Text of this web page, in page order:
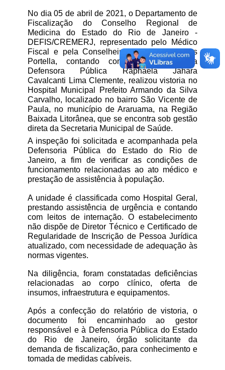
No dia 05 de abril de 2021, o Departamento de
Fiscalização do Conselho Regional de
Medicina do Estado do Rio de Janeiro -
DEFIS/CREMERJ, representado pelo Médico
Fiscal e pela Conselheira Margareth Martins
Portella, contando com a presença da
Defensora Pública Raphaela Jahara
Cavalcanti Lima Clemente, realizou vistoria no
Hospital Municipal Prefeito Armando da Silva
Carvalho, localizado no bairro São Vicente de
Paula, no município de Araruama, na Região
Baixada Litorânea, que se encontra sob gestão
direta da Secretaria Municipal de Saúde.
A inspeção foi solicitada e acompanhada pela
Defensoria Pública do Estado do Rio de
Janeiro, a fim de verificar as condições de
funcionamento relacionadas ao ato médico e
prestação de assistência à população.
A unidade é classificada como Hospital Geral,
prestando assistência de urgência e contando
com leitos de internação. O estabelecimento
não dispõe de Diretor Técnico e Certificado de
Regularidade de Inscrição de Pessoa Jurídica
atualizado, com necessidade de adequação às
normas vigentes.
Na diligência, foram constatadas deficiências
relacionadas ao corpo clínico, oferta de
insumos, infraestrutura e equipamentos.
Após a confecção do relatório de vistoria, o
documento foi encaminhado ao gestor
responsável e à Defensoria Pública do Estado
do Rio de Janeiro, órgão solicitante da
demanda de fiscalização, para conhecimento e
tomada de medidas cabíveis.